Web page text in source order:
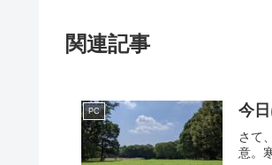
関連記事
PC 今
さて
意。